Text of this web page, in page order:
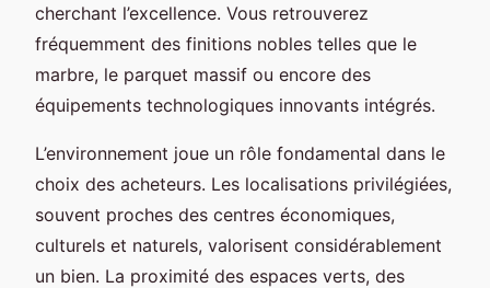
cherchant l’excellence. Vous retrouverez
fréquemment des finitions nobles telles que le
marbre, le parquet massif ou encore des
équipements technologiques innovants intégrés.
L’environnement joue un rôle fondamental dans le
choix des acheteurs. Les localisations privilégiées,
souvent proches des centres économiques,
culturels et naturels, valorisent considérablement
un bien. La proximité des espaces verts, des